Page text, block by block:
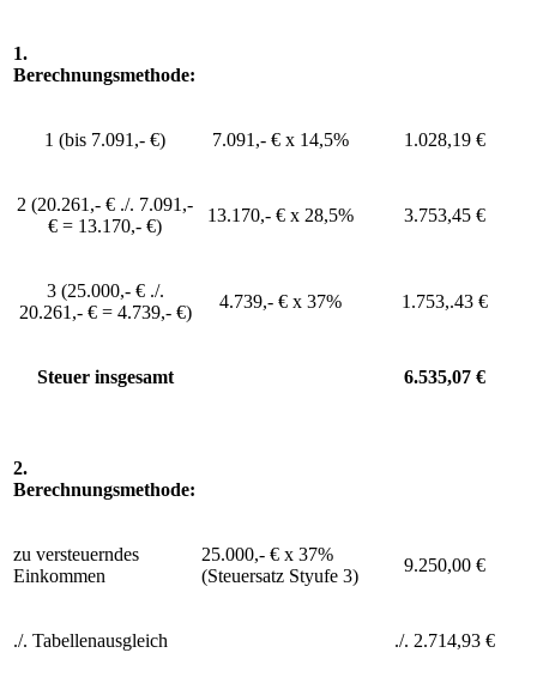
1.
Berechnungsmethode:
1 (bis 7.091,- €) 7.091,- € x 14,5% 1.028,19 €
2 (20.261,- € ./. 7.091,-
€ = 13.170,- €)
13.170,- € x 28,5% 3.753,45 €
3 (25.000,- € ./.
20.261,- € = 4.739,- €)
4.739,- € x 37% 1.753,.43 €
Steuer insgesamt 6.535,07 €
2.
Berechnungsmethode:
zu versteuerndes
Einkommen
25.000,- € x 37%
(Steuersatz Styufe 3)
9.250,00 €
./. Tabellenausgleich ./. 2.714,93 €